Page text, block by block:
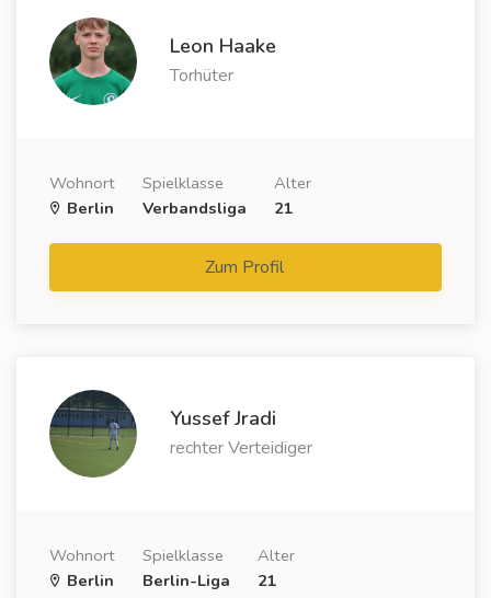
Leon Haake
Torhüter
Wohnort
Berlin
Spielklasse
Verbandsliga
Alter
21
Zum Profil
Yussef Jradi
rechter Verteidiger
Wohnort
Berlin
Spielklasse
Berlin-Liga
Alter
21